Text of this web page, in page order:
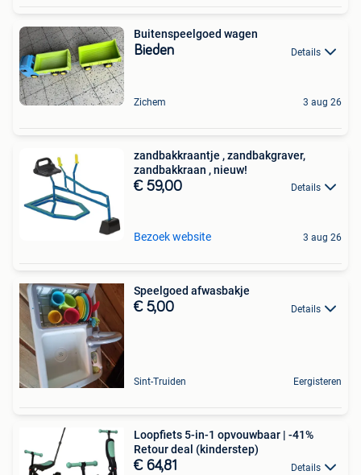
Buitenspeelgoed wagen
Bieden Details
Zichem 3 aug 26
zandbakkraantje , zandbakgraver,
zandbakkraan , nieuw!
€ 59,00 Details
Bezoek website 3 aug 26
Speelgoed afwasbakje
€ 5,00 Details
Sint-Truiden Eergisteren
Loopfiets 5-in-1 opvouwbaar | -41%
Retour deal (kinderstep)
€ 64,81 Details